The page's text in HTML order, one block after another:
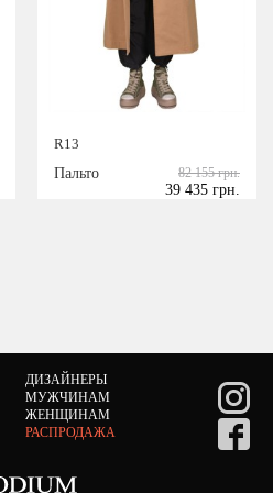
R13
Пальто
82 155 грн.
39 435 грн.
ДИЗАЙНЕРЫ
МУЖЧИНАМ
ЖЕНЩИНАМ
РАСПРОДАЖА